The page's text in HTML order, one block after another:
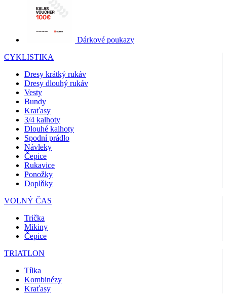
Dárkové poukazy
CYKLISTIKA
Dresy krátký rukáv
Dresy dlouhý rukáv
Vesty
Bundy
Kraťasy
3/4 kalhoty
Dlouhé kalhoty
Spodní prádlo
Návleky
Čepice
Rukavice
Ponožky
Doplňky
VOLNÝ ČAS
Trička
Mikiny
Čepice
TRIATLON
Tílka
Kombinézy
Kraťasy